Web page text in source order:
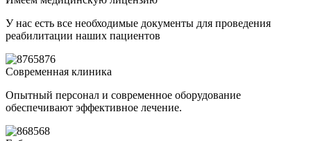
У нас есть все необходимые документы для проведения
реабилитации наших пациентов
Современная клиника
Опытный персонал и современное оборудование
обеспечивают эффективное лечение.